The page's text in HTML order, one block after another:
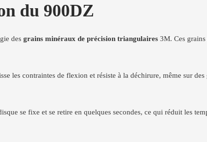
du 900DZ
des grains minéraux de précision triangulaires 3M. Ces
les contraintes de flexion et résiste à la déchirure, même sur
se fixe et se retire en quelques secondes, ce qui réduit les